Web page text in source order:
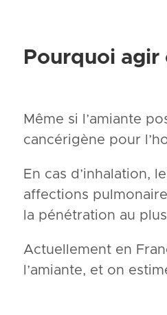
Pourquoi agir
Même si l’amiante
cancérigène pour
En cas d’inhalation,
affections
la pénétration au
Actuellement en
l’amiante, et on